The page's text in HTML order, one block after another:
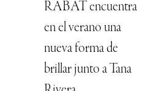
RABAT encuentra
en el verano una
nueva forma de
brillar junto a Tana